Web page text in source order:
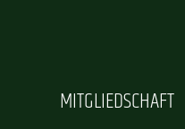
MITGLIEDSCHAFT